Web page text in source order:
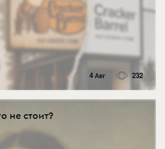
4 Авг 232
не стоит?